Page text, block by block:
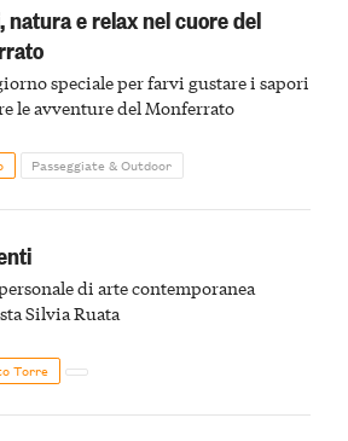
natura e relax nel cuore del
speciale per farvi gustare i sapori
le avventure del Monferrato
Passeggiate & Outdoor
di arte contemporanea
Silvia Ruata
Torre